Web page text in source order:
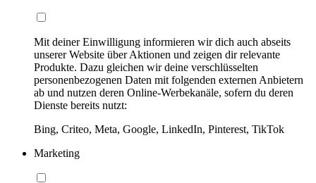
Mit deiner Einwilligung informieren wir dich auch abseits
unserer Website über Aktionen und zeigen dir relevante
Produkte. Dazu gleichen wir deine verschlüsselten
personenbezogenen Daten mit folgenden externen Anbietern
ab und nutzen deren Online-Werbekanäle, sofern du deren
Dienste bereits nutzt:
Bing, Criteo, Meta, Google, LinkedIn, Pinterest, TikTok
Marketing